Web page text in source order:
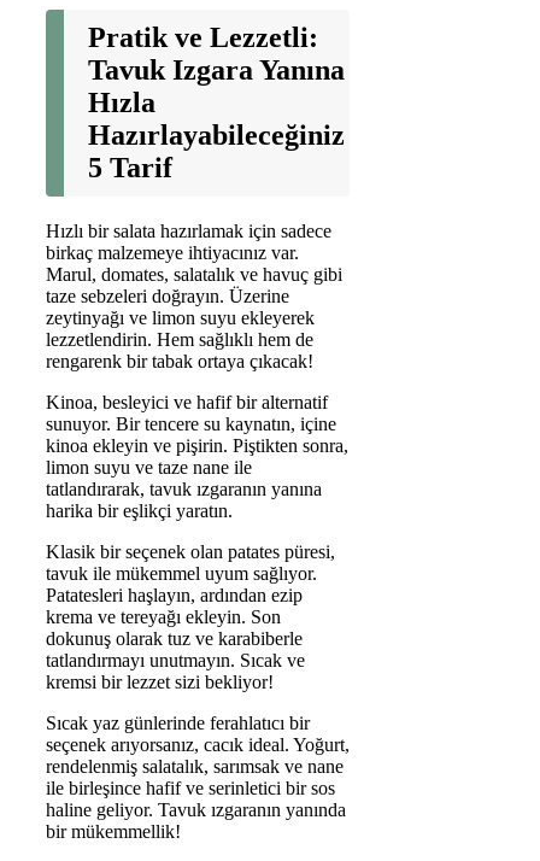
Pratik ve Lezzetli:
Tavuk Izgara Yanına
Hızla
Hazırlayabileceğiniz
5 Tarif
Hızlı bir salata hazırlamak için sadece
birkaç malzemeye ihtiyacınız var.
Marul, domates, salatalık ve havuç gibi
taze sebzeleri doğrayın. Üzerine
zeytinyağı ve limon suyu ekleyerek
lezzetlendirin. Hem sağlıklı hem de
rengarenk bir tabak ortaya çıkacak!
Kinoa, besleyici ve hafif bir alternatif
sunuyor. Bir tencere su kaynatın, içine
kinoa ekleyin ve pişirin. Piştikten sonra,
limon suyu ve taze nane ile
tatlandırarak, tavuk ızgaranın yanına
harika bir eşlikçi yaratın.
Klasik bir seçenek olan patates püresi,
tavuk ile mükemmel uyum sağlıyor.
Patatesleri haşlayın, ardından ezip
krema ve tereyağı ekleyin. Son
dokunuş olarak tuz ve karabiberle
tatlandırmayı unutmayın. Sıcak ve
kremsi bir lezzet sizi bekliyor!
Sıcak yaz günlerinde ferahlatıcı bir
seçenek arıyorsanız, cacık ideal. Yoğurt,
rendelenmiş salatalık, sarımsak ve nane
ile birleşince hafif ve serinletici bir sos
haline geliyor. Tavuk ızgaranın yanında
bir mükemmellik!